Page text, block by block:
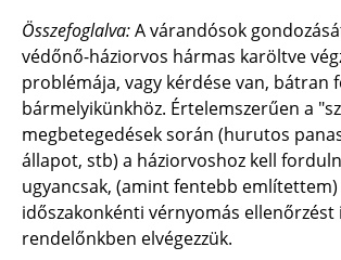
Összefoglalva:A várandósok
védőnő-háziorvos hármas karöltve
problémája, vagy kérdése van, bátran
bármelyikünkhöz. Értelemszerűen a
megbetegedések során (hurutos
állapot, stb) a háziorvoshoz kell
ugyancsak, (amint fentebb említettem)
időszakonkénti vérnyomás
rendelőnkben elvégezzük.